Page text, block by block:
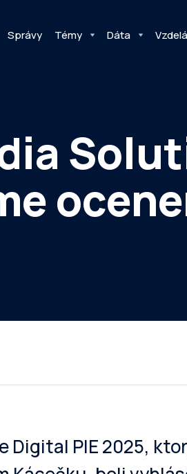
Správy Témy Dáta
Digital PIE 2025,